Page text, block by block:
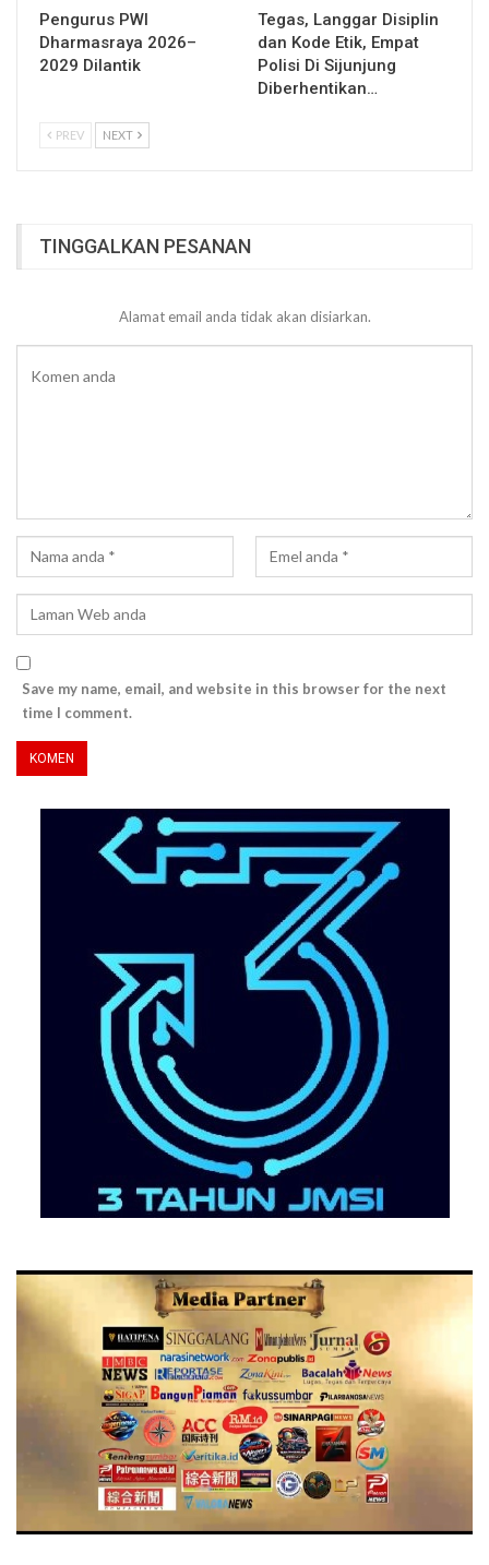
Pengurus PWI
Dharmasraya 2026–
2029 Dilantik
Tegas, Langgar Disiplin
dan Kode Etik, Empat
Polisi Di Sijunjung
Diberhentikan…
PREV NEXT
TINGGALKAN PESANAN
Alamat email anda tidak akan disiarkan.
Save my name, email, and website in this browser for the next
time I comment.